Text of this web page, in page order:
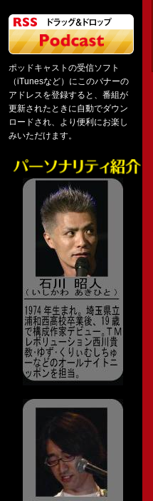
ポッドキャストの受信ソフト
（iTunesなど）にこのバナーの
アドレスを登録すると、番組が
更新されたときに自動でダウン
ロードされ、より便利にお楽し
みいただけます。